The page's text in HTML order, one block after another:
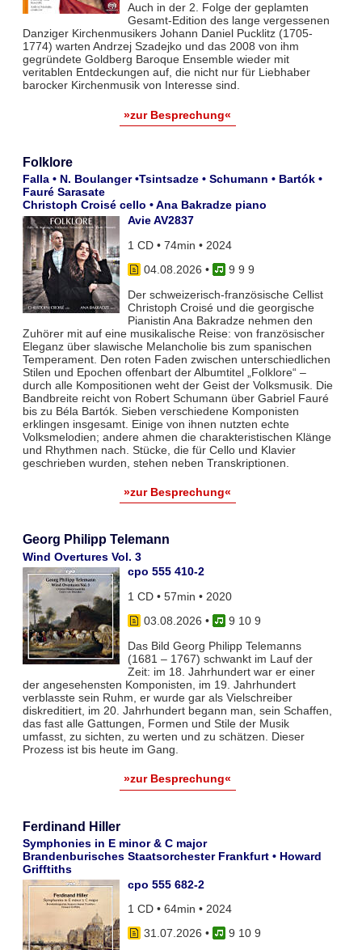
Auch in der 2. Folge der geplamten
Gesamt-Edition des lange vergessenen
Danziger Kirchenmusikers Johann Daniel Pucklitz (1705-
1774) warten Andrzej Szadejko und das 2008 von ihm
gegründete Goldberg Baroque Ensemble wieder mit
veritablen Entdeckungen auf, die nicht nur für Liebhaber
barocker Kirchenmusik von Interesse sind.
»zur Besprechung«
Folklore
Falla • N. Boulanger •Tsintsadze • Schumann • Bartók •
Fauré Sarasate
Christoph Croisé cello • Ana Bakradze piano
Avie AV2837
1 CD • 74min • 2024
04.08.2026 •
9 9 9
Der schweizerisch-französische Cellist
Christoph Croisé und die georgische
Pianistin Ana Bakradze nehmen den
Zuhörer mit auf eine musikalische Reise: von französischer
Eleganz über slawische Melancholie bis zum spanischen
Temperament. Den roten Faden zwischen unterschiedlichen
Stilen und Epochen offenbart der Albumtitel „Folklore“ –
durch alle Kompositionen weht der Geist der Volksmusik. Die
Bandbreite reicht von Robert Schumann über Gabriel Fauré
bis zu Béla Bartók. Sieben verschiedene Komponisten
erklingen insgesamt. Einige von ihnen nutzten echte
Volksmelodien; andere ahmen die charakteristischen Klänge
und Rhythmen nach. Stücke, die für Cello und Klavier
geschrieben wurden, stehen neben Transkriptionen.
»zur Besprechung«
Georg Philipp Telemann
Wind Overtures Vol. 3
cpo 555 410-2
1 CD • 57min • 2020
03.08.2026 •
9 10 9
Das Bild Georg Philipp Telemanns
(1681 – 1767) schwankt im Lauf der
Zeit: im 18. Jahrhundert war er einer
der angesehensten Komponisten, im 19. Jahrhundert
verblasste sein Ruhm, er wurde gar als Vielschreiber
diskreditiert, im 20. Jahrhundert begann man, sein Schaffen,
das fast alle Gattungen, Formen und Stile der Musik
umfasst, zu sichten, zu werten und zu schätzen. Dieser
Prozess ist bis heute im Gang.
»zur Besprechung«
Ferdinand Hiller
Symphonies in E minor & C major
Brandenburisches Staatsorchester Frankfurt • Howard
Grifftiths
cpo 555 682-2
1 CD • 64min • 2024
31.07.2026 •
9 10 9